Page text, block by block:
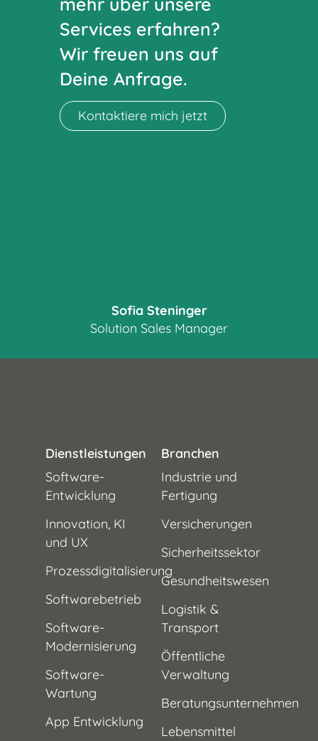
Services erfahren?
Wir freuen uns auf
Deine Anfrage.
Kontaktiere mich jetzt
Sofia Steninger
Solution Sales Manager
Dienstleistungen
Software-
Entwicklung
Innovation, KI
und UX
Prozessdigitalisierung
Softwarebetrieb
Software-
Modernisierung
Software-
Wartung
App Entwicklung
Branchen
Industrie und
Fertigung
Versicherungen
Sicherheitssektor
Gesundheitswesen
Logistik &
Transport
Öffentliche
Verwaltung
Beratungsunternehmen
Lebensmittel